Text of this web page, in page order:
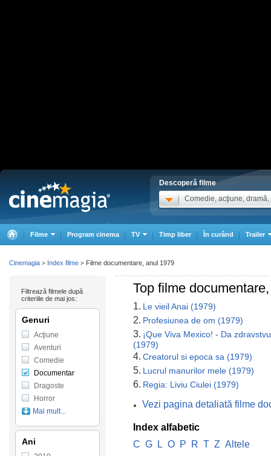
Descoperă filme
Comedie, acţiune, dramă,
Filme Program cinema TV Timp liber În curând Trailer
Top filme
1. Le vieil Anai (1979)
2. Profesiunea de om (1979)
3. ¡Que Viva Mexico! - Da
(1979)
4. Creatorul si epoca sa (1979)
5. Lucrul manurilor mele (1979)
6. Regia: Liviu Ciulei (1979)
Vezi pagina detaliată filme
Index alfabetic
C G L O P R T Z Altele
Filtrează filmele după
criteriile de mai jos:
Genuri
Acţiune
Aventuri
Comedie
Documentar
Dragoste
Horror
Mai mult...
Ani
Cinemagia > Index filme > Filme documentare, anul 1979